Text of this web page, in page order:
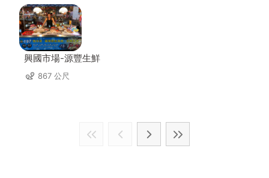
興國市場-源豐生鮮
867 公尺